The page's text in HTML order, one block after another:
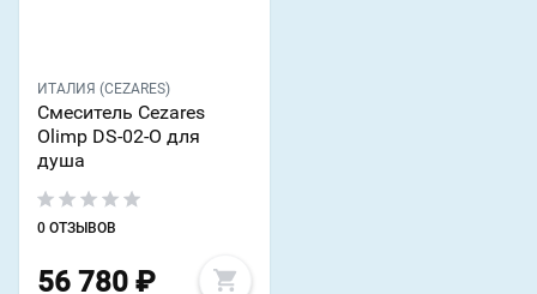
ИТАЛИЯ (CEZARES)
Смеситель Cezares
Olimp DS-02-O для
душа
0 ОТЗЫВОВ
56 780 ₽